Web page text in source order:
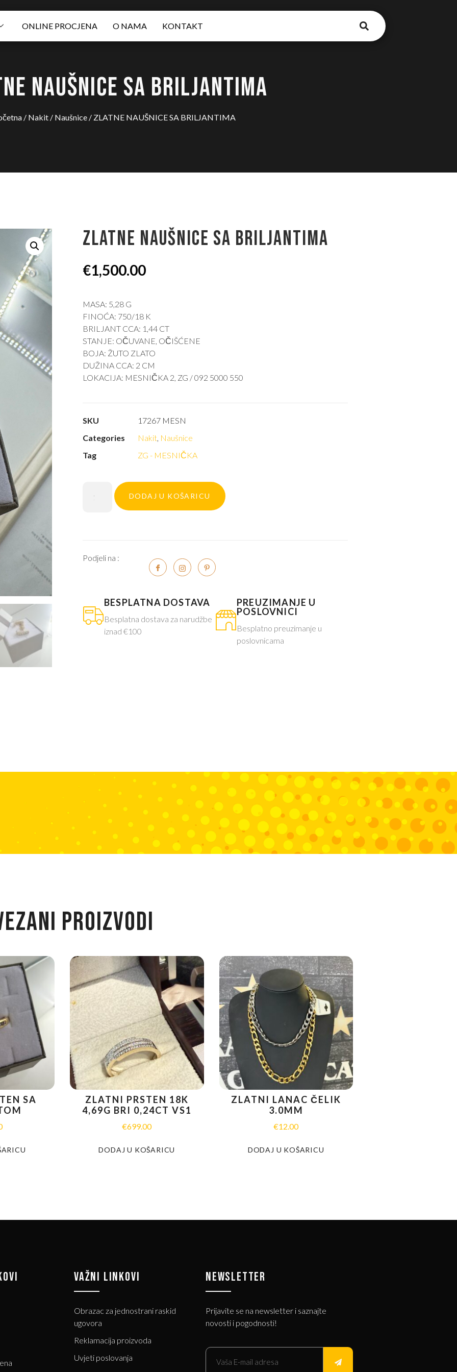
ONLINE PROCJENA O NAMA KONTAKT
NAUŠNICE SA BRILJANTIMA
/ Nakit / Naušnice / ZLATNE NAUŠNICE SA BRILJANTIMA
ZLATNE NAUŠNICE SA BRILJANTIMA
€1,500.00
MASA: 5,28 G
FINOĆA: 750/18 K
BRILJANT CCA: 1,44 CT
STANJE: OČUVANE, OČIŠĆENE
BOJA: ŽUTO ZLATO
DUŽINA CCA: 2 CM
LOKACIJA: MESNIČKA 2, ZG / 092 5000 550
SKU
17267 MESN
Categories
Nakit Naušnice
Tag
ZG - MESNIČKA
DODAJ U KOŠARICU
Podjeli na :
BESPLATNA DOSTAVA
Besplatna dostava za narudžbe
iznad €100
PREUZIMANJE U
POSLOVNICI
Besplatno preuzimanje u
poslovnicama
PROIZVODI
SA
ZLATNI PRSTEN 18K
4,69G BRI 0,24CT VS1
€699.00
DODAJ U KOŠARICU
ZLATNI LANAC ČELIK
3.0MM
€12.00
DODAJ U KOŠARICU
VAŽNI LINKOVI
Obrazac za jednostrani raskid
ugovora
Reklamacija proizvoda
Uvjeti poslovanja
NEWSLETTER
Prijavite se na newsletter i saznajte
novosti i pogodnosti!